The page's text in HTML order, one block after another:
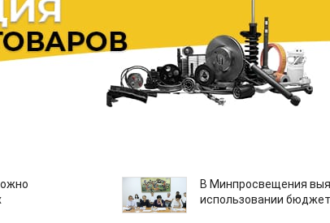
В Минпросвещения
использовании